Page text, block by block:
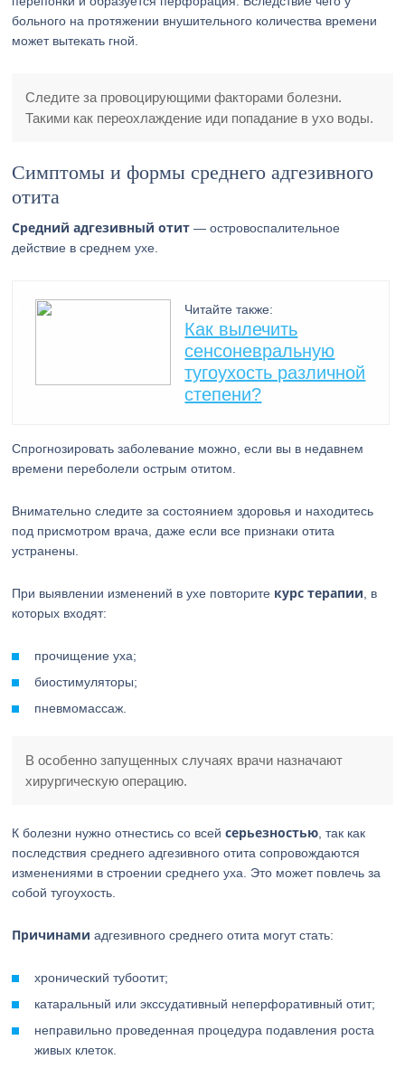
больного на протяжении внушительного количества времени
может вытекать гной.
Следите за провоцирующими факторами болезни.
Такими как переохлаждение иди попадание в ухо воды.
Симптомы и формы среднего адгезивного
отита
Средний адгезивный отит — островоспалительное
действие в среднем ухе.
Читайте также:
Как вылечить
сенсоневральную
тугоухость различной
степени?
Спрогнозировать заболевание можно, если вы в недавнем
времени переболели острым отитом.
Внимательно следите за состоянием здоровья и находитесь
под присмотром врача, даже если все признаки отита
устранены.
При выявлении изменений в ухе повторите курс терапии , в
которых входят:
прочищение уха;
биостимуляторы;
пневмомассаж.
В особенно запущенных случаях врачи назначают
хирургическую операцию.
К болезни нужно отнестись со всейсерьезностью , так как
последствия среднего адгезивного отита сопровождаются
изменениями в строении среднего уха. Это может повлечь за
собой тугоухость.
Причинами адгезивного среднего отита могут стать:
хронический тубоотит;
катаральный или экссудативный неперфоративный отит;
неправильно проведенная процедура подавления роста
живых клеток.